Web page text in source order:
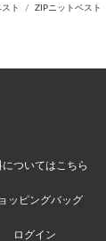
スト ZIPニットベスト
についてはこちら
ッピングバッグ
ログイン